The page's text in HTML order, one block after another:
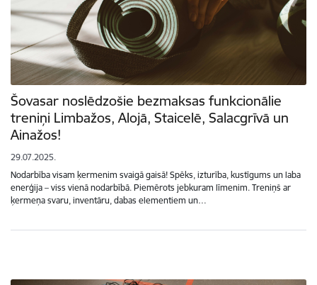
Šovasar noslēdzošie bezmaksas funkcionālie
treniņi Limbažos, Alojā, Staicelē, Salacgrīvā un
Ainažos!
29.07.2025.
Nodarbība visam ķermenim svaigā gaisā! Spēks, izturība, kustīgums un laba
enerģija – viss vienā nodarbībā. Piemērots jebkuram līmenim. Treniņš ar
ķermeņa svaru, inventāru, dabas elementiem un…